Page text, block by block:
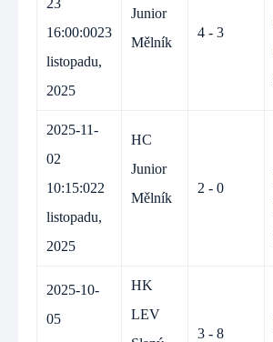
23
16:00:0023
listopadu,
2025
Junior
Mělník
4 - 3
2025-11-
02
10:15:022
listopadu,
2025
HC
Junior
Mělník
2 - 0
2025-10-
05
HK
LEV
3 - 8